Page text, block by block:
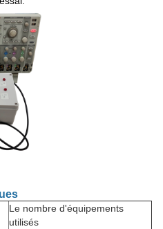
Le nombre d'équipements
utilisés